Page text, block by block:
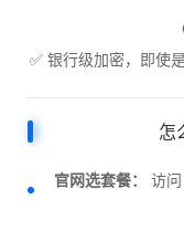
✅ 银行级加密，即使
怎
官网选套餐： 访问